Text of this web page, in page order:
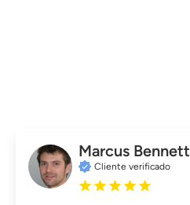
Marcus Bennett
Cliente verificado